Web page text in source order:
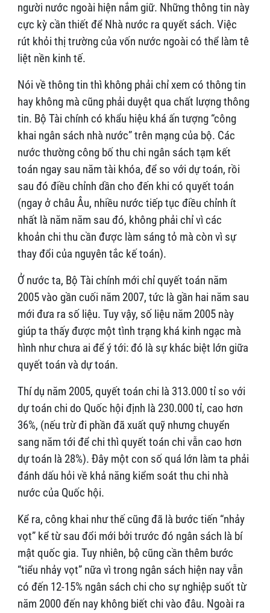
người nước ngoài hiện nắm giữ. Những thông tin này
cực kỳ cần thiết để Nhà nước ra quyết sách. Việc
rút khỏi thị trường của vốn nước ngoài có thể làm tê
liệt nền kinh tế.
Nói về thông tin thì không phải chỉ xem có thông tin
hay không mà cũng phải duyệt qua chất lượng thông
tin. Bộ Tài chính có khẩu hiệu khá ấn tượng “công
khai ngân sách nhà nước” trên mạng của bộ. Các
nước thường công bố thu chi ngân sách tạm kết
toán ngay sau năm tài khóa, để so với dự toán, rồi
sau đó điều chỉnh dần cho đến khi có quyết toán
(ngay ở châu Âu, nhiều nước tiếp tục điều chỉnh ít
nhất là năm năm sau đó, không phải chỉ vì các
khoản chi thu cần được làm sáng tỏ mà còn vì sự
thay đổi của nguyên tắc kế toán).
Ở nước ta, Bộ Tài chính mới chỉ quyết toán năm
2005 vào gần cuối năm 2007, tức là gần hai năm sau
mới đưa ra số liệu. Tuy vậy, số liệu năm 2005 này
giúp ta thấy được một tình trạng khá kinh ngạc mà
hình như chưa ai để ý tới: đó là sự khác biệt lớn giữa
quyết toán và dự toán.
Thí dụ năm 2005, quyết toán chi là 313.000 tỉ so với
dự toán chi do Quốc hội định là 230.000 tỉ, cao hơn
36%, (nếu trừ đi phần đã xuất quỹ nhưng chuyển
sang năm tới để chi thì quyết toán chi vẫn cao hơn
dự toán là 28%). Đây một con số quá lớn làm ta phải
đánh dấu hỏi về khả năng kiểm soát thu chi nhà
nước của Quốc hội.
Kể ra, công khai như thế cũng đã là bước tiến “nhảy
vọt” kể từ sau đổi mới bởi trước đó ngân sách là bí
mật quốc gia. Tuy nhiên, bộ cũng cần thêm bước
“tiểu nhảy vọt” nữa vì trong ngân sách hiện nay vẫn
có đến 12-15% ngân sách chi cho sự nghiệp suốt từ
năm 2000 đến nay không biết chi vào đâu. Ngoài ra